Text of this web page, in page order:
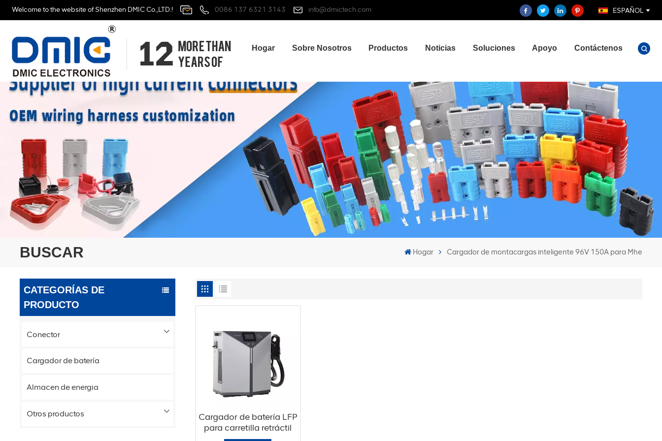
Welcome to the website of Shenzhen DMIC Co.,LTD.! 0086 137 6321 3143 info@dmictech.com ESPAÑOL
Hogar Sobre Nosotros Productos Noticias Soluciones Apoyo Contáctenos
BUSCAR Hogar Cargador de montacargas inteligente 96V 150A para Mhe
CATEGORÍAS DE
PRODUCTO
Conector
Cargador de batería
Almacen de energia
Otros productos
Cargador de batería LFP
para carretilla retráctil
96V 150A